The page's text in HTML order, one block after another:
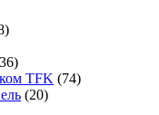
TFK (74)
(20)